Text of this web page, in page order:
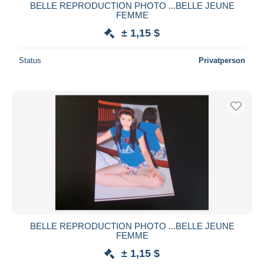
BELLE REPRODUCTION PHOTO ...BELLE JEUNE
FEMME
± 1,15 $
Status Privatperson
BELLE REPRODUCTION PHOTO ...BELLE JEUNE
FEMME
± 1,15 $